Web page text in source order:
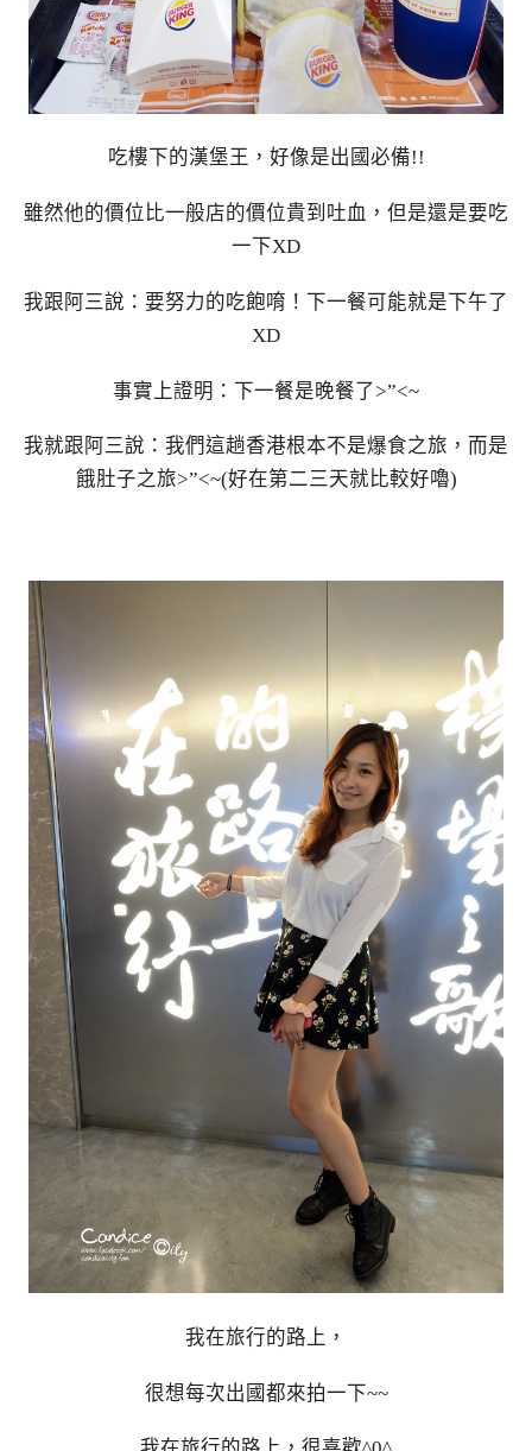
吃樓下的漢堡王，好像是出國必備!!
雖然他的價位比一般店的價位貴到吐血，但是還是要吃
一下XD
我跟阿三說：要努力的吃飽唷！下一餐可能就是下午了
XD
事實上證明：下一餐是晚餐了>”<~
我就跟阿三說：我們這趟香港根本不是爆食之旅，而是
餓肚子之旅>”<~(好在第二三天就比較好嚕)
我在旅行的路上，
很想每次出國都來拍一下~~